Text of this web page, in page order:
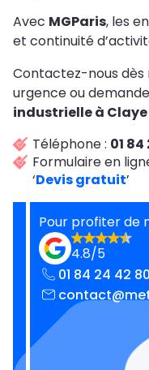
Avec MGParis, les
et continuité
Contactez-nous
urgence ou
industrielle à
Téléphone : 01
Formulaire en
‘Devis gratuit’
Pour profiter de
4.8/5
01 84 24 42 80